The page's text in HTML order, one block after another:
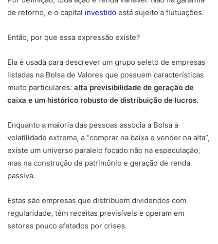
de retorno, e o capital investido está sujeito a flutuações.
Então, por que essa expressão existe?
Ela é usada para descrever um grupo seleto de empresas
listadas na Bolsa de Valores que possuem características
muito particulares: alta previsibilidade de geração de
caixa e um histórico robusto de distribuição de lucros.
Enquanto a maioria das pessoas associa a Bolsa à
volatilidade extrema, a “comprar na baixa e vender na alta”,
existe um universo paralelo focado não na especulação,
mas na construção de patrimônio e geração de renda
passiva.
Estas são empresas que distribuem dividendos com
regularidade, têm receitas previsíveis e operam em
setores pouco afetados por crises.